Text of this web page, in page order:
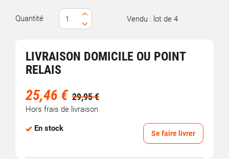
Quantité Vendu : lot de 4
LIVRAISON DOMICILE OU POINT
RELAIS
25,46 € 29,95 €
Hors frais de livraison
En stock
Se faire livrer